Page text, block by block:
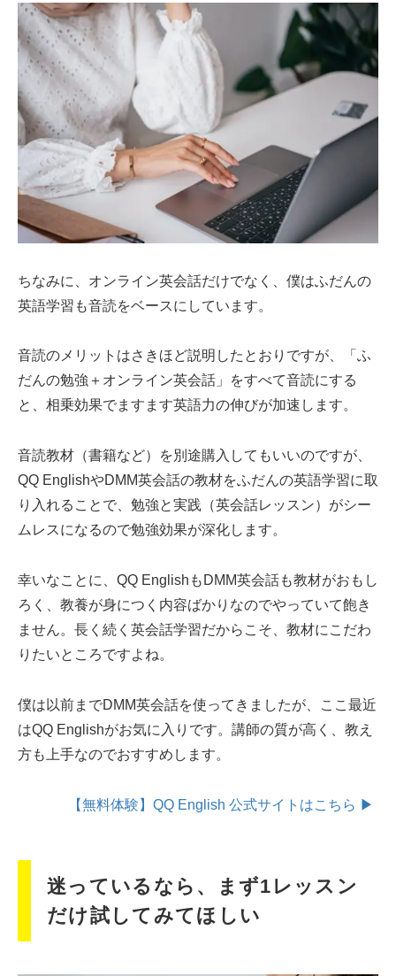
ちなみに、オンライン英会話だけでなく、僕はふだんの
英語学習も音読をベースにしています。
音読のメリットはさきほど説明したとおりですが、「ふ
だんの勉強＋オンライン英会話」をすべて音読にする
と、相乗効果でますます英語力の伸びが加速します。
音読教材（書籍など）を別途購入してもいいのですが、
QQ EnglishやDMM英会話の教材をふだんの英語学習に取
り入れることで、勉強と実践（英会話レッスン）がシー
ムレスになるので勉強効果が深化します。
幸いなことに、QQ EnglishもDMM英会話も教材がおもし
ろく、教養が身につく内容ばかりなのでやっていて飽き
ません。長く続く英会話学習だからこそ、教材にこだわ
りたいところですよね。
僕は以前までDMM英会話を使ってきましたが、ここ最近
はQQ Englishがお気に入りです。講師の質が高く、教え
方も上手なのでおすすめします。
【無料体験】QQ English 公式サイトはこちら ▶
迷っているなら、まず1レッスン
だけ試してみてほしい